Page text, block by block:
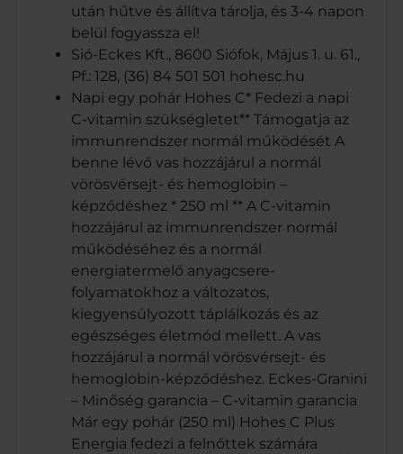
után hűtve és állítva tárolja, és 3-4 napon
belül fogyassza el!
Sió-Eckes Kft., 8600 Siófok, Május 1. u. 61.,
Pf.: 128, (36) 84 501 501 hohesc.hu
Napi egy pohár Hohes C* Fedezi a napi
C-vitamin szükségletet** Támogatja az
immunrendszer normál működését A
benne lévő vas hozzájárul a normál
vörösvérsejt- és hemoglobin –
képződéshez * 250 ml ** A C-vitamin
hozzájárul az immunrendszer normál
működéséhez és a normál
energiatermelő anyagcsere-
folyamatokhoz a változatos,
kiegyensúlyozott táplálkozás és az
egészséges életmód mellett. A vas
hozzájárul a normál vörösvérsejt- és
hemoglobin-képződéshez. Eckes-Granini
– Minőség garancia – C-vitamin garancia
Már egy pohár (250 ml) Hohes C Plus
Energia fedezi a felnőttek számára